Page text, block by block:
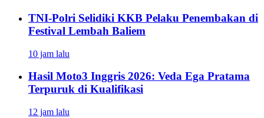
TNI-Polri Selidiki KKB Pelaku Penembakan di
Festival Lembah Baliem
10 jam lalu
Hasil Moto3 Inggris 2026: Veda Ega Pratama
Terpuruk di Kualifikasi
12 jam lalu